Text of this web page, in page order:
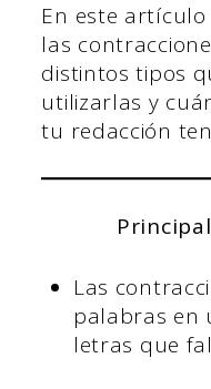
En este
las
distintos tipos
utilizarlas y
tu redacción
Las
palabras en
letras que